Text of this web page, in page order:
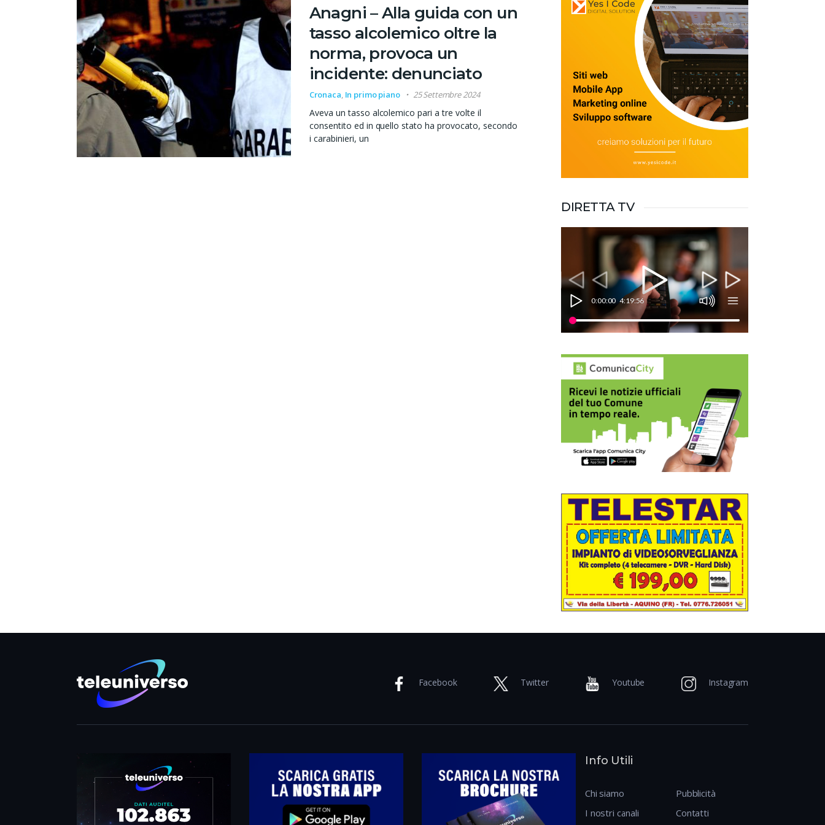
Anagni – Alla guida con un
tasso alcolemico oltre la
norma, provoca un
incidente: denunciato
Cronaca, In primo piano 25 Settembre 2024
Aveva un tasso alcolemico pari a tre volte il
consentito ed in quello stato ha provocato, secondo
i carabinieri, un
DIRETTA TV
0:00:00 4:19:56
Facebook Twitter Youtube Instagram
Info Utili
Chi siamo
I nostri canali
Pubblicità
Contatti